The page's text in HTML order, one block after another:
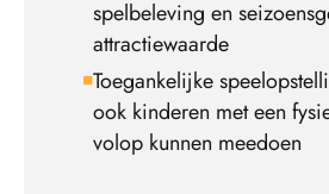
spelbeleving en
attractiewaarde
Toegankelijke
ook kinderen met een
volop kunnen meedoen